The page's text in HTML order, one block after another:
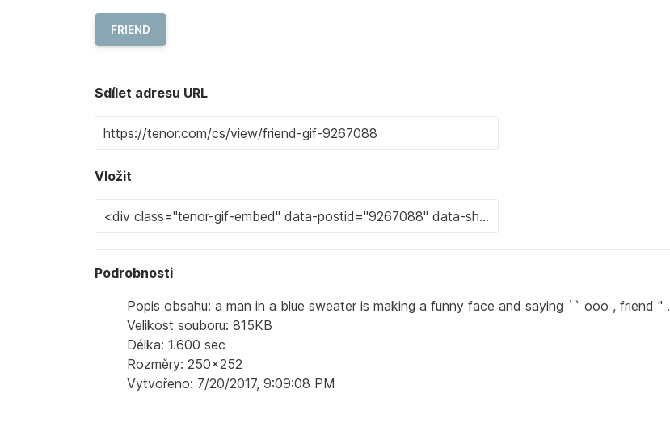
FRIEND
Sdílet adresu URL
Vložit
Podrobnosti
Popis obsahu: a man in a blue sweater is making a funny face and saying `` ooo , friend '' .
Velikost souboru: 815KB
Délka: 1.600 sec
Rozměry: 250x252
Vytvořeno: 7/20/2017, 9:09:08 PM